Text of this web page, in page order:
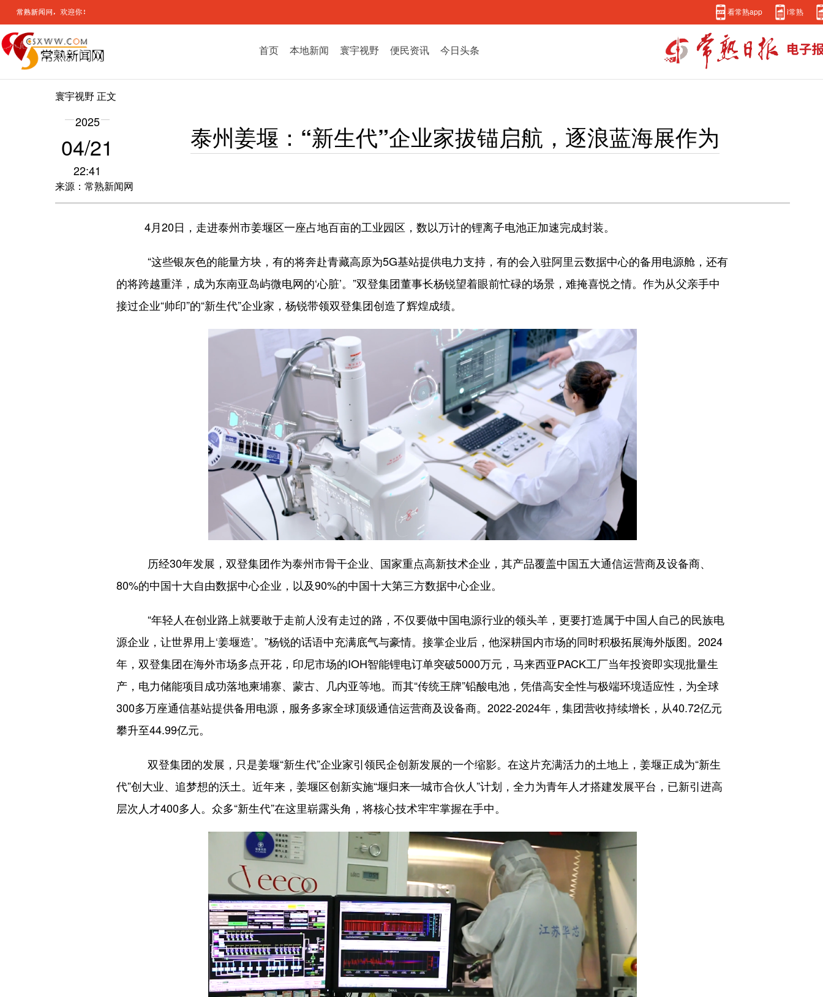
看常熟app i常熟
首页 本地新闻 寰宇视野 便民资讯 今日头条
寰宇视野 正文
2025
04/21
22:41
来源：常熟新闻网
泰州姜堰：“新生代”企业家拔锚启航，逐浪蓝海展作为
4月20日，走进泰州市姜堰区一座占地百亩的工业园区，数以万计的锂离子电池正加速完成封装。
“这些银灰色的能量方块，有的将奔赴青藏高原为5G基站提供电力支持，有的会入驻阿里云数据中心的备用电源舱，还有
的将跨越重洋，成为东南亚岛屿微电网的‘心脏’。”双登集团董事长杨锐望着眼前忙碌的场景，难掩喜悦之情。作为从父亲手中
接过企业“帅印”的“新生代”企业家，杨锐带领双登集团创造了辉煌成绩。
历经30年发展，双登集团作为泰州市骨干企业、国家重点高新技术企业，其产品覆盖中国五大通信运营商及设备商、
80%的中国十大自由数据中心企业，以及90%的中国十大第三方数据中心企业。
“年轻人在创业路上就要敢于走前人没有走过的路，不仅要做中国电源行业的领头羊，更要打造属于中国人自己的民族电
源企业，让世界用上‘姜堰造’。”杨锐的话语中充满底气与豪情。接掌企业后，他深耕国内市场的同时积极拓展海外版图。2024
年，双登集团在海外市场多点开花，印尼市场的IOH智能锂电订单突破5000万元，马来西亚PACK工厂当年投资即实现批量生
产，电力储能项目成功落地柬埔寨、蒙古、几内亚等地。而其“传统王牌”铅酸电池，凭借高安全性与极端环境适应性，为全球
300多万座通信基站提供备用电源，服务多家全球顶级通信运营商及设备商。2022-2024年，集团营收持续增长，从40.72亿元
攀升至44.99亿元。
双登集团的发展，只是姜堰“新生代”企业家引领民企创新发展的一个缩影。在这片充满活力的土地上，姜堰正成为“新生
代”创大业、追梦想的沃土。近年来，姜堰区创新实施“堰归来—城市合伙人”计划，全力为青年人才搭建发展平台，已新引进高
层次人才400多人。众多“新生代”在这里崭露头角，将核心技术牢牢掌握在手中。